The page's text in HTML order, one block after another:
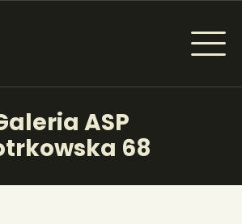
ASP
68
- NEWSY
dla każdego od amatora do konesera.